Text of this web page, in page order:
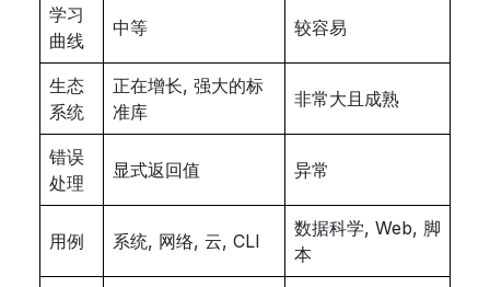
学习
曲线
中等 较容易
生态
系统
正在增长, 强大的标
准库
非常大且成熟
错误
处理
显式返回值 异常
用例 系统, 网络, 云, CLI
数据科学, Web, 脚
本